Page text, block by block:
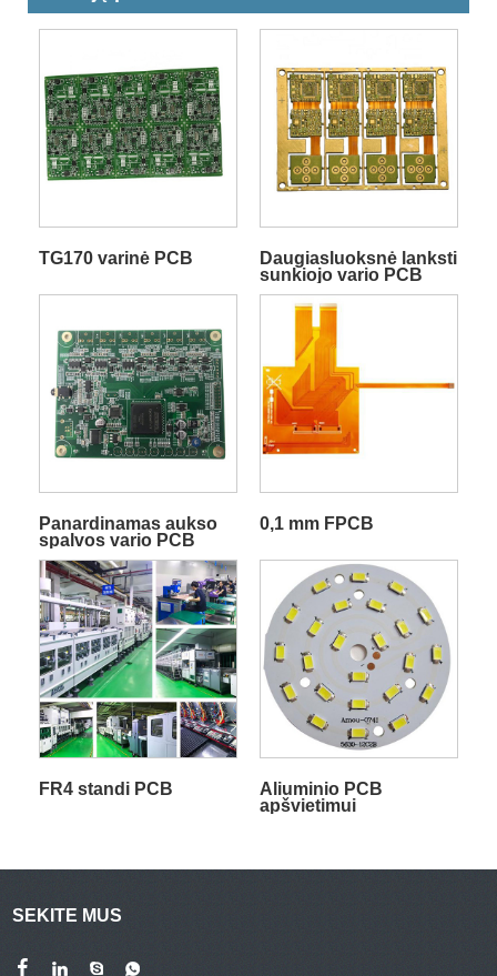
TG170 varinė PCB
Daugiasluoksnė lanksti
sunkiojo vario PCB
Panardinamas aukso
spalvos vario PCB
0,1 mm FPCB
FR4 standi PCB
Aliuminio PCB
apšvietimui
SEKITE MUS